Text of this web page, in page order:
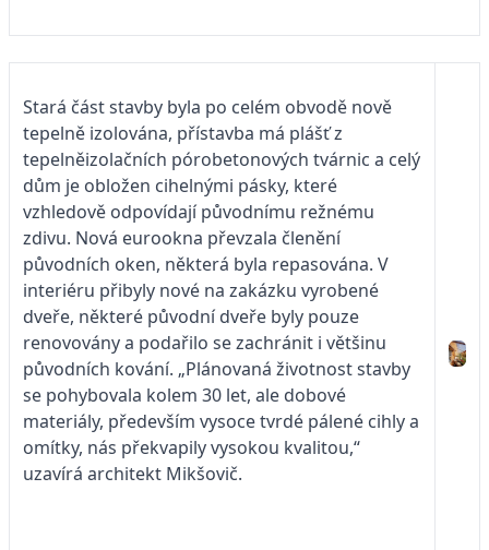
Stará část stavby byla po celém obvodě nově
tepelně izolována, přístavba má plášť z
tepelněizolačních pórobetonových tvárnic a celý
dům je obložen cihelnými pásky, které
vzhledově odpovídají původnímu režnému
zdivu. Nová eurookna převzala členění
původních oken, některá byla repasována. V
interiéru přibyly nové na zakázku vyrobené
dveře, některé původní dveře byly pouze
renovovány a podařilo se zachránit i většinu
původních kování. „Plánovaná životnost stavby
se pohybovala kolem 30 let, ale dobové
materiály, především vysoce tvrdé pálené cihly a
omítky, nás překvapily vysokou kvalitou,“
uzavírá architekt Mikšovič.